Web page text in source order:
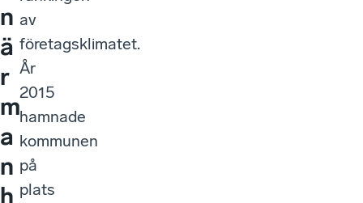
n
ä
r
m
a
n
h
av
företagsklimatet.
År
2015
hamnade
kommunen
på
plats